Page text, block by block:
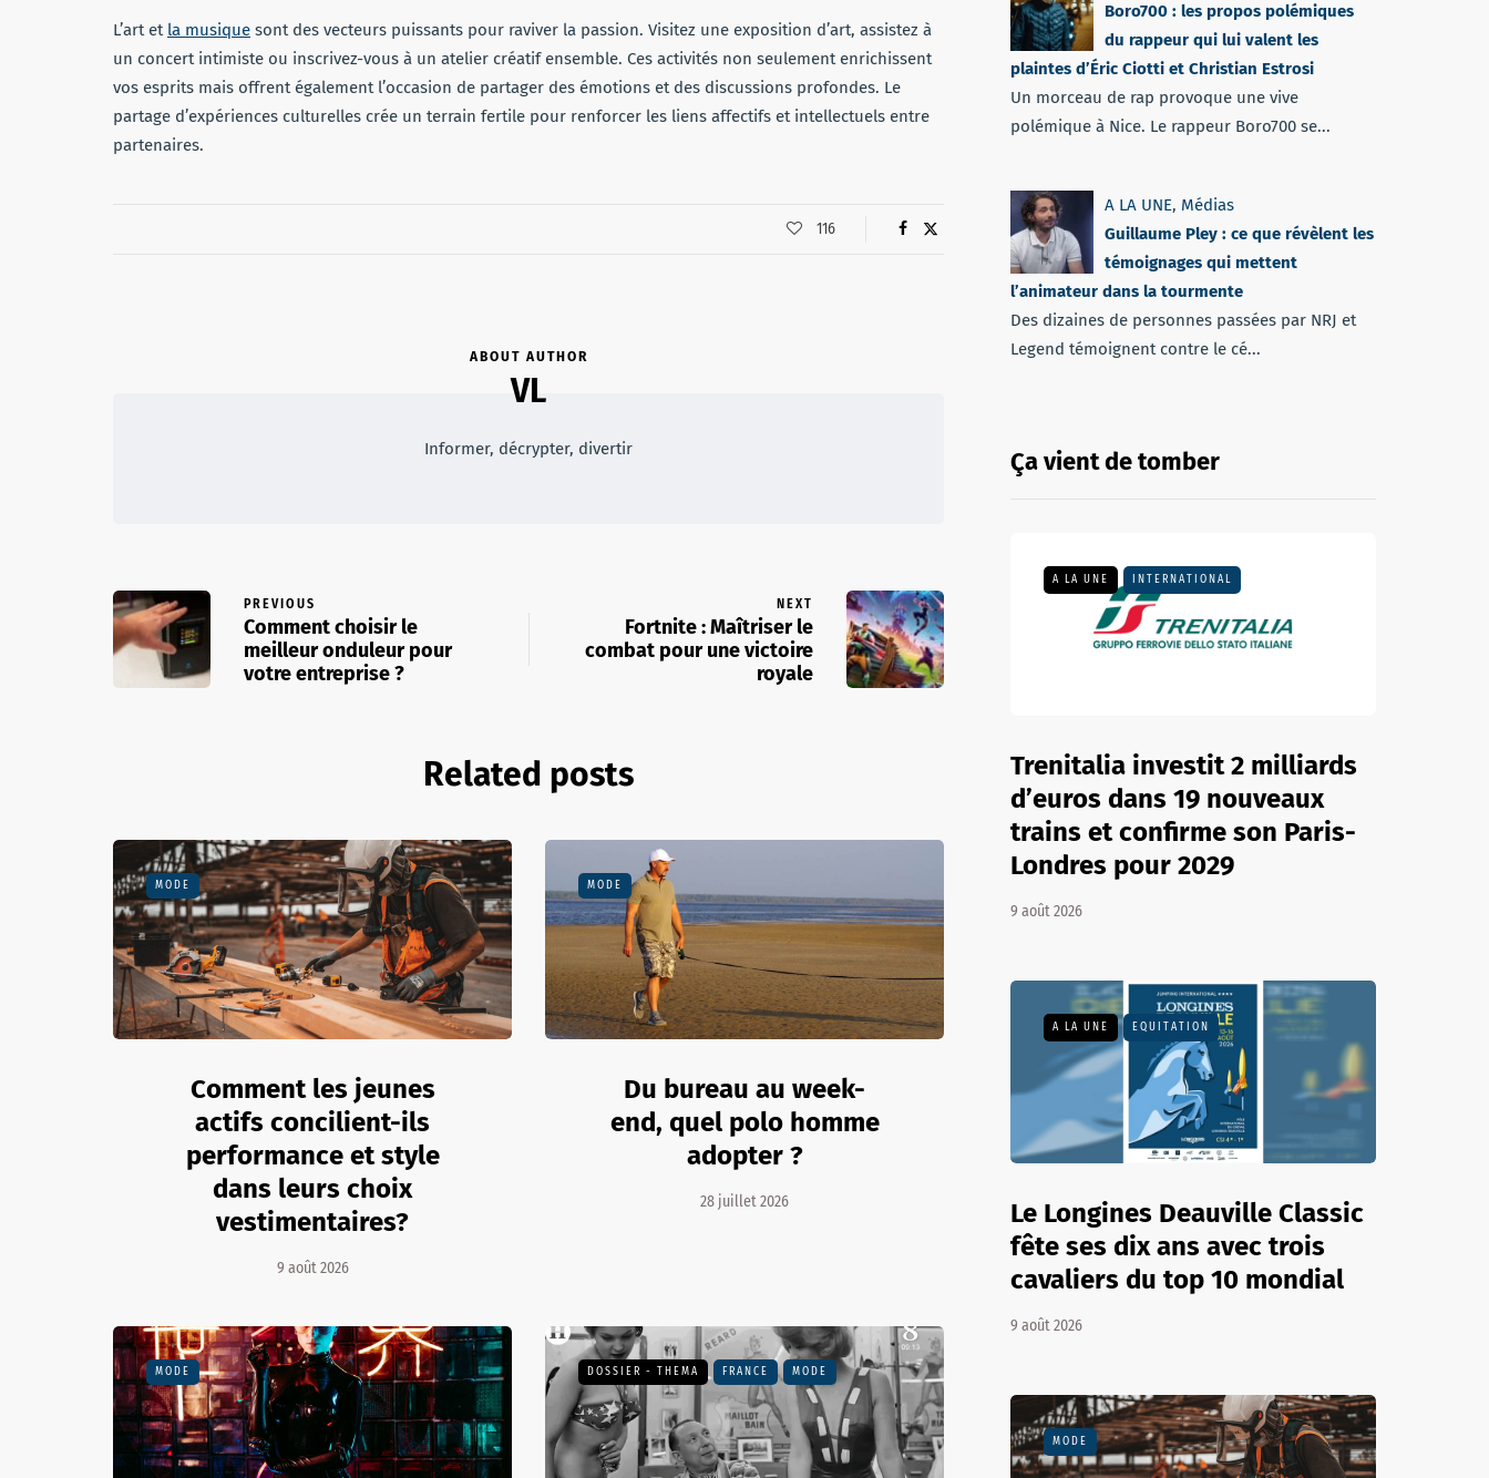
L’art et la musique sont des vecteurs puissants pour raviver la passion. Visitez une exposition d’art, assistez à
un concert intimiste ou inscrivez-vous à un atelier créatif ensemble. Ces activités non seulement enrichissent
vos esprits mais offrent également l’occasion de partager des émotions et des discussions profondes. Le
partage d’expériences culturelles crée un terrain fertile pour renforcer les liens affectifs et intellectuels entre
partenaires.
116
ABOUT AUTHOR
VL
Informer, décrypter, divertir
PREVIOUS
Comment choisir le
meilleur onduleur pour
votre entreprise ?
NEXT
Fortnite : Maîtriser le
combat pour une victoire
royale
Related posts
MODE
Comment les jeunes
actifs concilient-ils
performance et style
dans leurs choix
vestimentaires?
9 août 2026
MODE
Du bureau au week-
end, quel polo homme
adopter ?
28 juillet 2026
MODE DOSSIER - THEMA FRANCE MODE
Boro700 : les propos polémiques
du rappeur qui lui valent les
plaintes d’Éric Ciotti et Christian Estrosi
Un morceau de rap provoque une vive
polémique à Nice. Le rappeur Boro700 se...
A LA UNE, Médias
Guillaume Pley : ce que révèlent les
témoignages qui mettent
l’animateur dans la tourmente
Des dizaines de personnes passées par NRJ et
Legend témoignent contre le cé...
Ça vient de tomber
A LA UNE INTERNATIONAL
Trenitalia investit 2 milliards
d’euros dans 19 nouveaux
trains et confirme son Paris-
Londres pour 2029
9 août 2026
A LA UNE EQUITATION
Le Longines Deauville Classic
fête ses dix ans avec trois
cavaliers du top 10 mondial
9 août 2026
MODE